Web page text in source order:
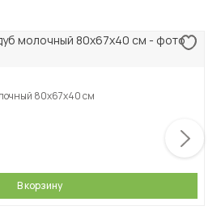
80х67х40 см
В корзину